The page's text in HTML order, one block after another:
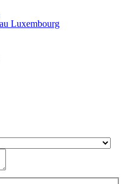
Luxembourg